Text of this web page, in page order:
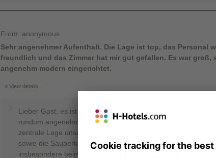
From: anonymous
Sehr angenehmer Aufenthalt. Die Lage ist top, das Personal
freundlich und das Zimmer hat mir gut gefallen. Es war groß,
angenehm modern eingerichtet.
View details
Lieber Gast, es ist uns eine große Freude zu lesen, dass Sie
rundum angenehmen Aufenthalt bei uns hatten und
zentrale Lage unseres Hauses, das moderne Ambiente Ihres
sowie die Sauberkeit so positiv hervorheben. Dass Sie unser
insbesondere beim Check-out, als ausgesprochen freundlich